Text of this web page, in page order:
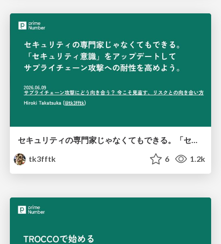
セキュリティの専門家じゃなくてもできる。「セキュリティ意識」をアップデートして サプライチェーン攻撃への耐性を高めよう。
tk3fftk
6 1.2k